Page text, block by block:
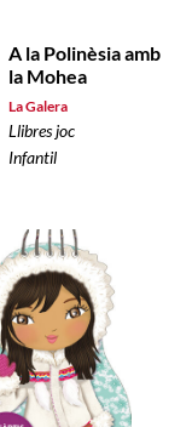
A la Polinèsia amb
la Mohea
La Galera
Llibres joc
Infantil